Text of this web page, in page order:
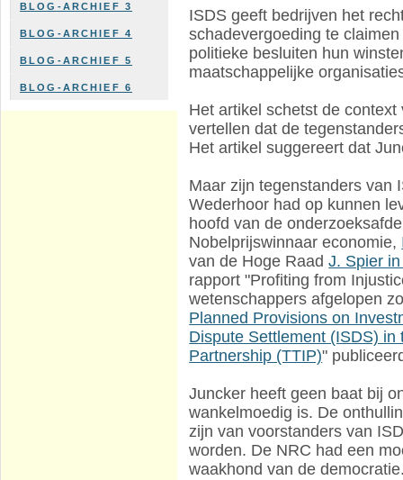
BLOG-ARCHIEF 3
BLOG-ARCHIEF 4
BLOG-ARCHIEF 5
BLOG-ARCHIEF 6
ISDS geeft bedrijven het
schadevergoeding te
politieke besluiten hun
maatschappelijke
Het artikel schetst de
vertellen dat de
Het artikel suggereert dat
Maar zijn tegenstanders van
Wederhoor had op kunnen
hoofd van de
Nobelprijswinnaar economie,
van de Hoge RaadJ. Spier
rapport "Profiting from
wetenschappers afgelopen
Planned Provisions on
Dispute Settlement (ISDS)
Partnership (TTIP)"
Juncker heeft geen baat bij
wankelmoedig is. De
zijn van voorstanders van
worden. De NRC had een
waakhond van de